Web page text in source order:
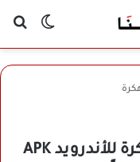
الوضع
تحميل لعبة اكس او XO مهكرة للأندرويد APK